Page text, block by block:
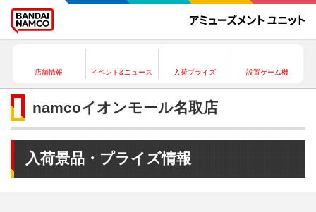
店舗情報 イベント&ニュース 入荷プライズ 設置ゲーム機
namcoイオンモール名取店
入荷景品・プライズ情報